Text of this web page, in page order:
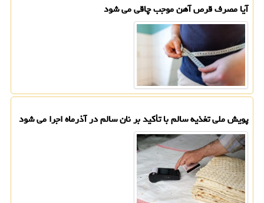
آیا مصرف قرص آهن موجب چاقی می شود
پویش ملی تغذیه سالم با تأکید بر نان سالم در آذرماه اجرا می شود